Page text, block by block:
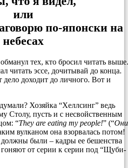
или
по-японски на
небесах
тех, кто бросил читать выше.
читать эссе, дочитывай до конца.
доходит до личного. Вот и
Хозяйка “Хеллсинг” ведь
Столу, пусть и с несвойственным
“They are eating my people!” (“Они
вулканом она взорвалась потом!
были – кадры ее бешенства
гоняют от серии к серии под “Щуби-